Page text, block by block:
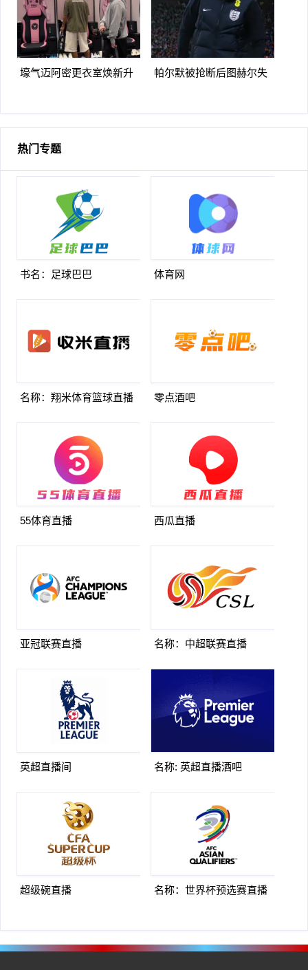
壕气迈阿密更衣室焕新升
帕尔默被抢断后图赫尔失
破门
热门专题
书名：足球巴巴 体育网
名称：翔米体育篮球直播 零点酒吧
55体育直播 西瓜直播
亚冠联赛直播 名称：中超联赛直播
英超直播间 名称: 英超直播酒吧
超级碗直播 名称：世界杯预选赛直播